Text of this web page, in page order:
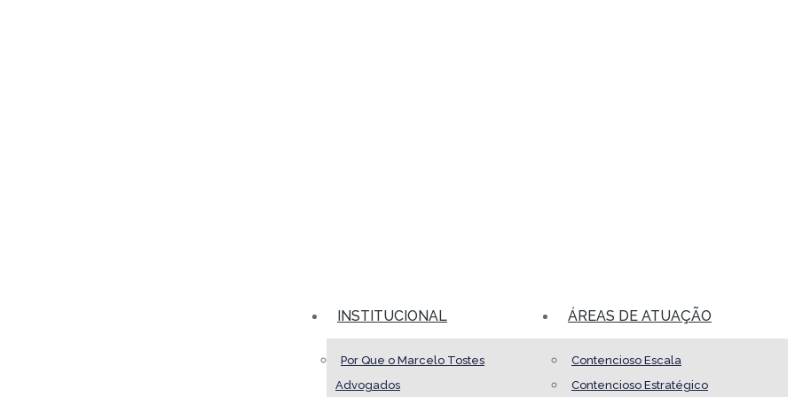
INSTITUCIONAL
Por Que o Marcelo Tostes
Advogados
ÁREAS DE ATUAÇÃO
Contencioso Escala
Contencioso Estratégico